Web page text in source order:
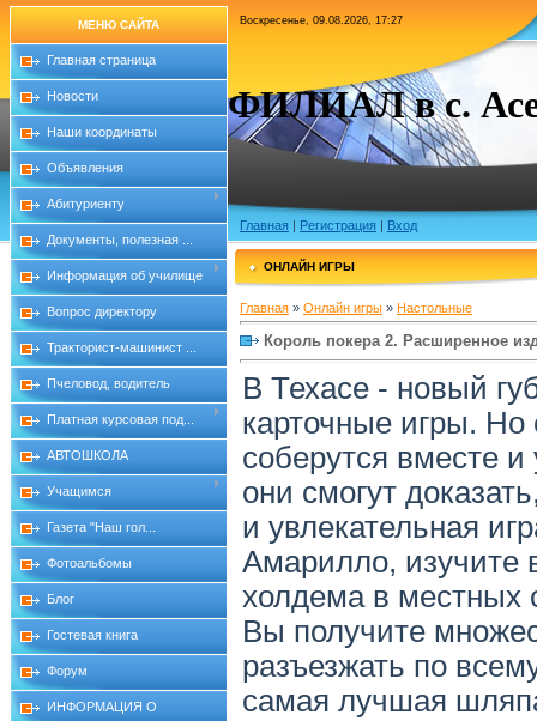
МЕНЮ САЙТА
Главная страница
Новости
Наши координаты
Объявления
Абитуриенту
Документы, полезная ...
Информация об училище
Вопрос директору
Тракторист-машинист ...
Пчеловод, водитель
Платная курсовая под...
АВТОШКОЛА
Учащимся
Газета "Наш гол...
Фотоальбомы
Блог
Гостевая книга
Форум
ИНФОРМАЦИЯ О
Воскресенье, 09.08.2026, 17:27
ФИЛИАЛ в с.
Главная | Регистрация | Вход
ОНЛАЙН ИГРЫ
Главная » Онлайн игры » Настольные
Король покера 2. Расширенное
В Техасе - новый
карточные игры. Но
соберутся вместе
они смогут
и увлекательная
Амарилло, изучите
холдема в местных
Вы получите
разъезжать по
самая лучшая